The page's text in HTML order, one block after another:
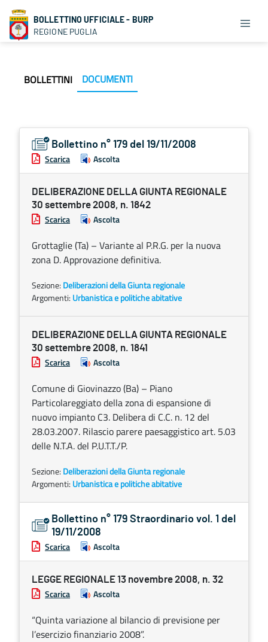
BOLLETTINO UFFICIALE - BURP
REGIONE PUGLIA
BOLLETTINI DOCUMENTI
Bollettino n° 179 del 19/11/2008
Scarica Ascolta
DELIBERAZIONE DELLA GIUNTA REGIONALE
30 settembre 2008, n. 1842
Scarica Ascolta
Grottaglie (Ta) – Variante al P.R.G. per la nuova
zona D. Approvazione definitiva.
Sezione: Deliberazioni della Giunta regionale
Argomenti: Urbanistica e politiche abitative
DELIBERAZIONE DELLA GIUNTA REGIONALE
30 settembre 2008, n. 1841
Scarica Ascolta
Comune di Giovinazzo (Ba) – Piano
Particolareggiato della zona di espansione di
nuovo impianto C3. Delibera di C.C. n. 12 del
28.03.2007. Rilascio parere paesaggistico art. 5.03
delle N.T.A. del P.U.T.T./P.
Sezione: Deliberazioni della Giunta regionale
Argomenti: Urbanistica e politiche abitative
Bollettino n° 179 Straordinario vol. 1 del
19/11/2008
Scarica Ascolta
LEGGE REGIONALE 13 novembre 2008, n. 32
Scarica Ascolta
“Quinta variazione al bilancio di previsione per
l’esercizio finanziario 2008”.